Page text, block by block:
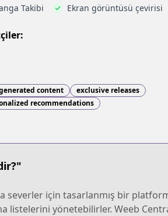
Takibi Ekran görüntüsü çevirisi
content
exclusive releases
recommendations
severler için tasarlanmış bir
listelerini yönetebilirler. Weeb